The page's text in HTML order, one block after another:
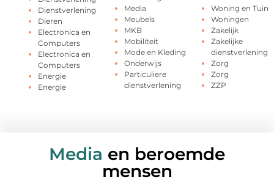
Dienstverlening
Dieren
Electronica en
Computers
Electronica en
Computers
Energie
Energie
Media
Meubels
MKB
Mobiliteit
Mode en Kleding
Onderwijs
Particuliere
dienstverlening
Woning en Tuin
Woningen
Zakelijk
Zakelijke
dienstverlening
Zorg
Zorg
ZZP
Media en beroemde
mensen